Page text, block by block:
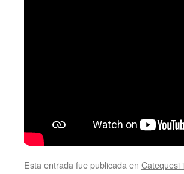
Esta entrada fue publicada en Catequesi